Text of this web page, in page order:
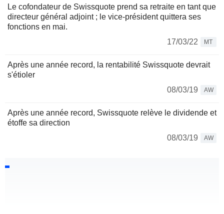
Le cofondateur de Swissquote prend sa retraite en tant que
directeur général adjoint ; le vice-président quittera ses
fonctions en mai.
17/03/22
MT
Après une année record, la rentabilité Swissquote devrait
s'étioler
08/03/19
AW
Après une année record, Swissquote relève le dividende et
étoffe sa direction
08/03/19
AW